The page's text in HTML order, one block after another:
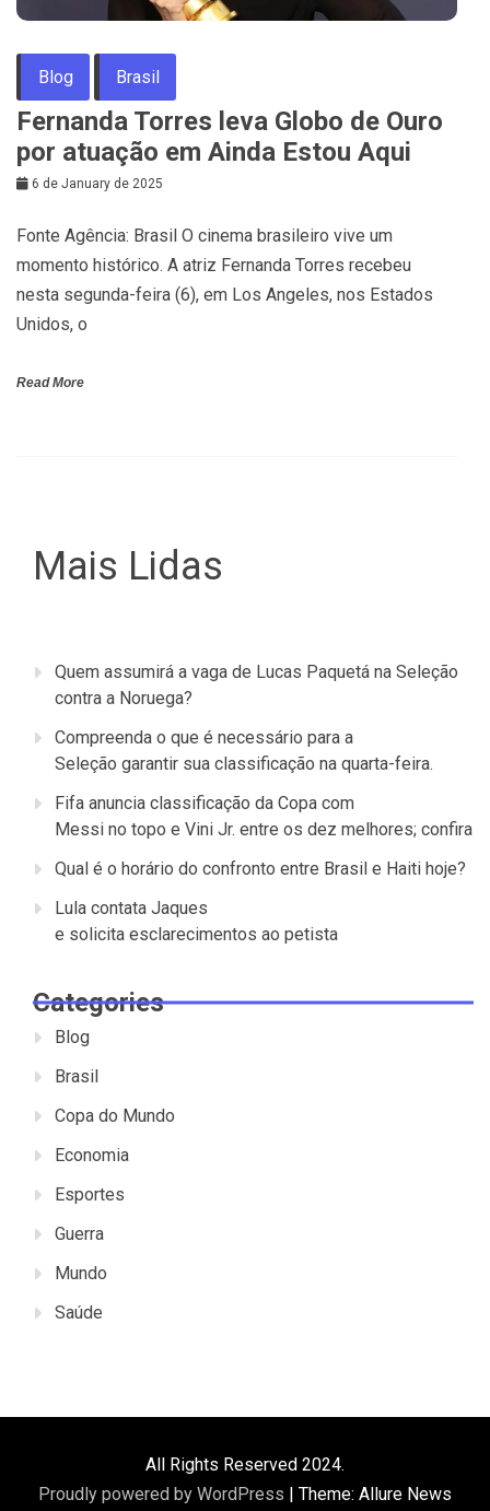
Blog Brasil
Fernanda Torres leva Globo de Ouro
por atuação em Ainda Estou Aqui
6 de January de 2025
Fonte Agência: Brasil O cinema brasileiro vive um
momento histórico. A atriz Fernanda Torres recebeu
nesta segunda-feira (6), em Los Angeles, nos Estados
Unidos, o
Read More
Mais Lidas
Quem assumirá a vaga de Lucas Paquetá na Seleção
contra a Noruega?
Compreenda o que é necessário para a
Seleção garantir sua classificação na quarta-feira.
Fifa anuncia classificação da Copa com
Messi no topo e Vini Jr. entre os dez melhores; confira
Qual é o horário do confronto entre Brasil e Haiti hoje?
Lula contata Jaques
e solicita esclarecimentos ao petista
Categories
Blog
Brasil
Copa do Mundo
Economia
Esportes
Guerra
Mundo
Saúde
All Rights Reserved 2024.
Proudly powered by WordPress | Theme: Allure News